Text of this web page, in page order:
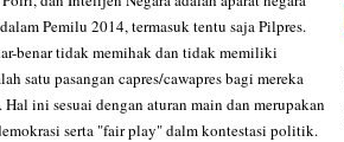
Pemilu 2014, termasuk tentu saja Pilpres.
benar tidak memihak dan tidak memiliki
satu pasangan capres/cawapres bagi mereka
ini sesuai dengan aturan main dan merupakan
serta "fair play" dalm kontestasi politik.